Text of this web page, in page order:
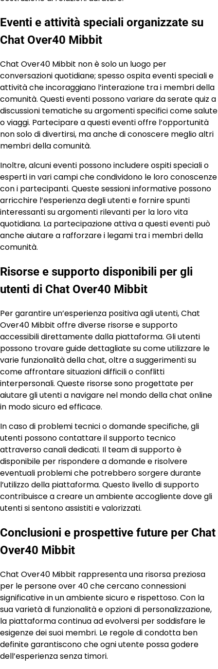
Eventi e attività speciali organizzate su
Chat Over40 Mibbit
Chat Over40 Mibbit non è solo un luogo per
conversazioni quotidiane; spesso ospita eventi speciali e
attività che incoraggiano l’interazione tra i membri della
comunità. Questi eventi possono variare da serate quiz a
discussioni tematiche su argomenti specifici come salute
o viaggi. Partecipare a questi eventi offre l’opportunità
non solo di divertirsi, ma anche di conoscere meglio altri
membri della comunità.
Inoltre, alcuni eventi possono includere ospiti speciali o
esperti in vari campi che condividono le loro conoscenze
con i partecipanti. Queste sessioni informative possono
arricchire l’esperienza degli utenti e fornire spunti
interessanti su argomenti rilevanti per la loro vita
quotidiana. La partecipazione attiva a questi eventi può
anche aiutare a rafforzare i legami tra i membri della
comunità.
Risorse e supporto disponibili per gli
utenti di Chat Over40 Mibbit
Per garantire un’esperienza positiva agli utenti, Chat
Over40 Mibbit offre diverse risorse e supporto
accessibili direttamente dalla piattaforma. Gli utenti
possono trovare guide dettagliate su come utilizzare le
varie funzionalità della chat, oltre a suggerimenti su
come affrontare situazioni difficili o conflitti
interpersonali. Queste risorse sono progettate per
aiutare gli utenti a navigare nel mondo della chat online
in modo sicuro ed efficace.
In caso di problemi tecnici o domande specifiche, gli
utenti possono contattare il supporto tecnico
attraverso canali dedicati. Il team di supporto è
disponibile per rispondere a domande e risolvere
eventuali problemi che potrebbero sorgere durante
l’utilizzo della piattaforma. Questo livello di supporto
contribuisce a creare un ambiente accogliente dove gli
utenti si sentono assistiti e valorizzati.
Conclusioni e prospettive future per Chat
Over40 Mibbit
Chat Over40 Mibbit rappresenta una risorsa preziosa
per le persone over 40 che cercano connessioni
significative in un ambiente sicuro e rispettoso. Con la
sua varietà di funzionalità e opzioni di personalizzazione,
la piattaforma continua ad evolversi per soddisfare le
esigenze dei suoi membri. Le regole di condotta ben
definite garantiscono che ogni utente possa godere
dell’esperienza senza timori.